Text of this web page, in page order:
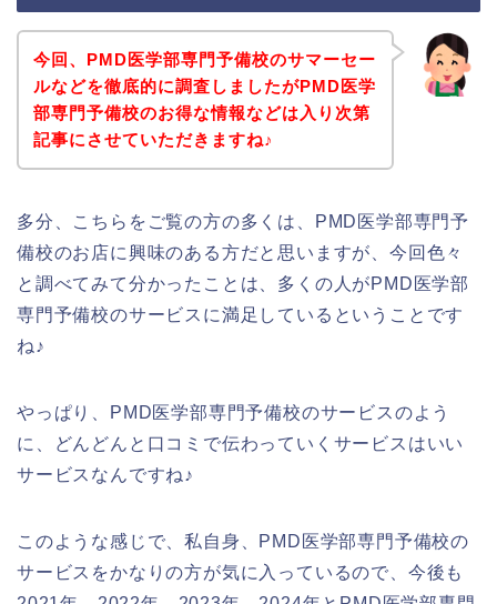
今回、PMD医学部専門予備校のサマーセー
ルなどを徹底的に調査しましたがPMD医学
部専門予備校のお得な情報などは入り次第
記事にさせていただきますね♪
多分、こちらをご覧の方の多くは、PMD医学部専門予
備校のお店に興味のある方だと思いますが、今回色々
と調べてみて分かったことは、多くの人がPMD医学部
専門予備校のサービスに満足しているということです
ね♪
やっぱり、PMD医学部専門予備校のサービスのよう
に、どんどんと口コミで伝わっていくサービスはいい
サービスなんですね♪
このような感じで、私自身、PMD医学部専門予備校の
サービスをかなりの方が気に入っているので、今後も